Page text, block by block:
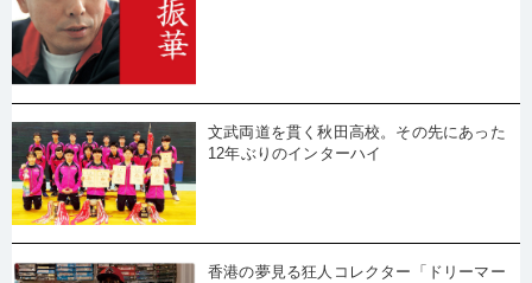
文武両道を貫く秋田高校。その先にあった
12年ぶりのインターハイ
香港の夢見る狂人コレクター「ドリーマー